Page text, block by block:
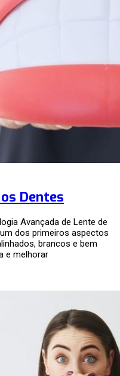
Dentes
Avançada de Lente de
dos primeiros aspectos
brancos e bem
e melhorar